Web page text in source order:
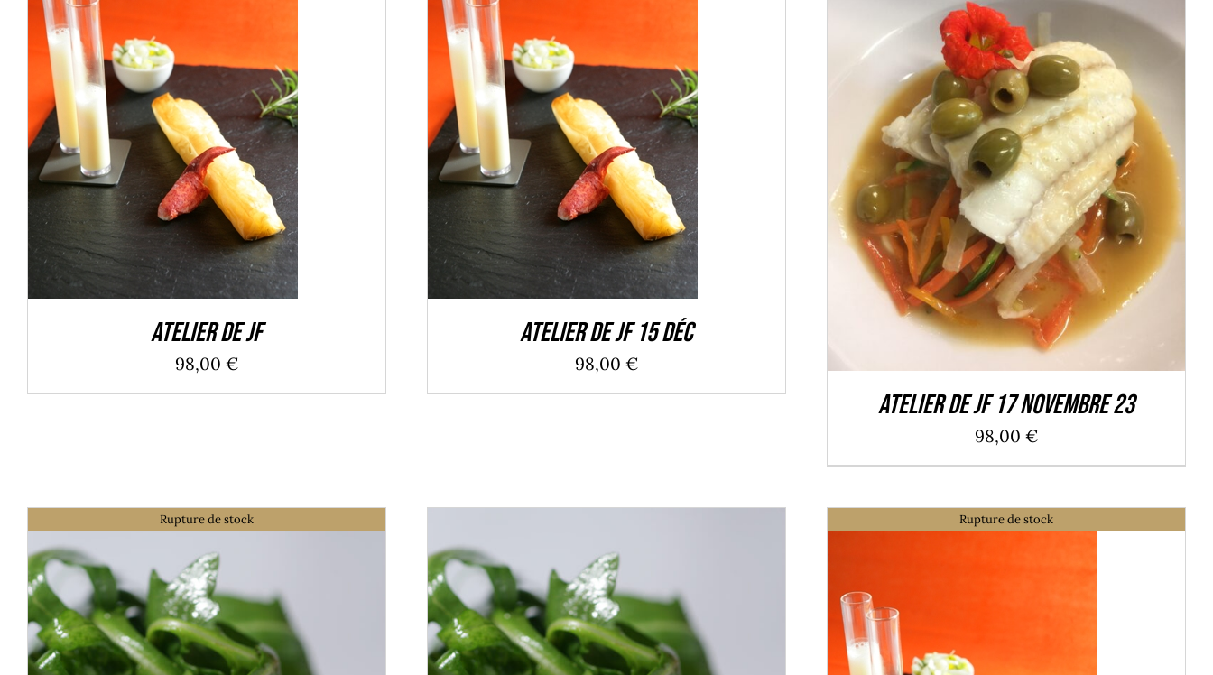
DÉTAILS
Atelier de JF
98,00 €
DÉTAILS
Atelier de JF 15 Déc
98,00 €
DÉTAILS
Atelier de JF 17 Novembre 23
98,00 €
Rupture de stock Rupture de stock